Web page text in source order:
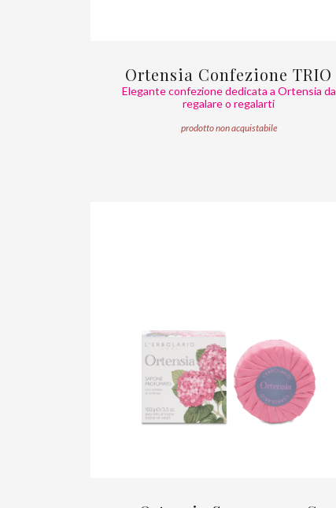
Ortensia Confezione TRIO
Elegante confezione dedicata a Ortensia da
regalare o regalarti
prodotto non acquistabile